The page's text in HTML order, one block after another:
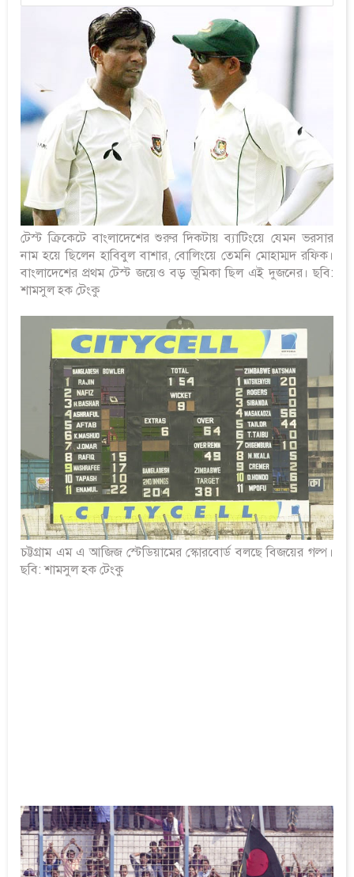
টেস্ট ক্রিকেটে বাংলাদেশের শুরুর দিকটায় ব্যাটিংয়ে যেমন ভরসার
নাম হয়ে ছিলেন হাবিবুল বাশার, বোলিংয়ে তেমনি মোহাম্মদ রফিক।
বাংলাদেশের প্রথম টেস্ট জয়েও বড় ভূমিকা ছিল এই দুজনের। ছবি:
শামসুল হক টেংকু
চট্টগ্রাম এম এ আজিজ স্টেডিয়ামের স্কোরবোর্ড বলছে বিজয়ের গল্প।
ছবি: শামসুল হক টেংকু